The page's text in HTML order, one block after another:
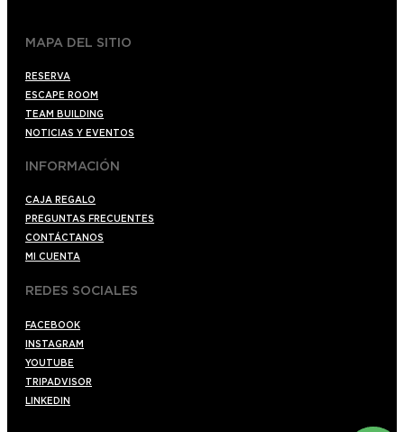
MAPA DEL SITIO
RESERVA
ESCAPE ROOM
TEAM BUILDING
NOTICIAS Y EVENTOS
INFORMACIÓN
CAJA REGALO
PREGUNTAS FRECUENTES
CONTÁCTANOS
MI CUENTA
REDES SOCIALES
FACEBOOK
INSTAGRAM
YOUTUBE
TRIPADVISOR
LINKEDIN